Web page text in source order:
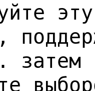
затем